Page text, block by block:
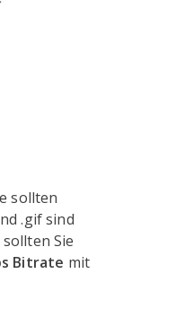
sollten
.gif sind
Sie
Bitrate mit